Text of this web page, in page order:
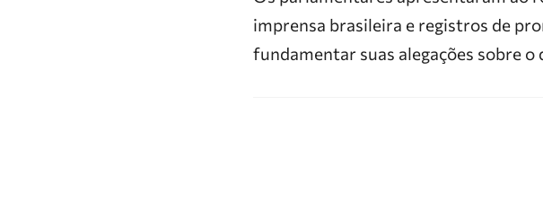
imprensa brasileira e registros de
fundamentar suas alegações sobre o